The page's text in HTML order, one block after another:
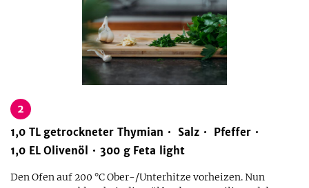
2
1,0 TL getrockneter Thymian Salz
Pfeffer
1,0 EL Olivenöl 300 g Feta light
Den Ofen auf 200 °C Ober-/Unterhitze vorheizen. Nun